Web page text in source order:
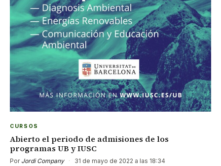
CURSOS
Abierto el periodo de admisiones de los
programas UB y IUSC
Por Jordi Company · 31 de mayo de 2022 a las 18:34